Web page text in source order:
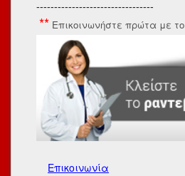
---------------------------------
** Επικοινωνήστε πρώτα με
Επικοινωνία